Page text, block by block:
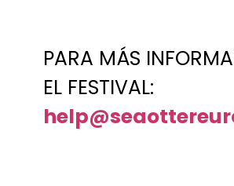
PARA MÁS
EL FESTIVAL: